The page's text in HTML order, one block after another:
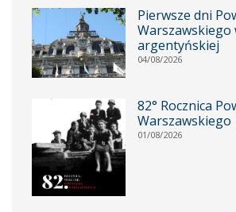
Pierwsze dni
Warszawskiego
argentyńskiej
04/08/2026
82° Rocznica
Warszawskiego
01/08/2026